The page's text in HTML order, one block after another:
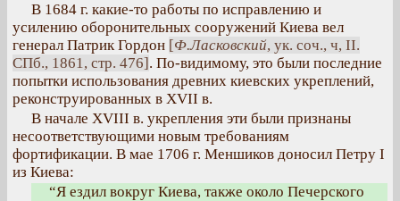
В 1684 г. какие-то работы по исправлению и
усилению оборонительных сооружений Киева вел
генерал Патрик Гордон [Ф.Ласковский, ук. соч., ч, II.
СПб., 1861, стр. 476]. По-видимому, это были последние
попытки использования древних киевских укреплений,
реконструированных в XVII в.
В начале XVIII в. укрепления эти были признаны
несоответствующими новым требованиям
фортификации. В мае 1706 г. Меншиков доносил Петру I
из Киева:
“Я ездил вокруг Киева, также около Печерского